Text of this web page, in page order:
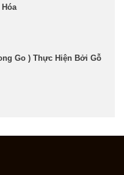
Go ) Thực Hiện Bởi Gỗ